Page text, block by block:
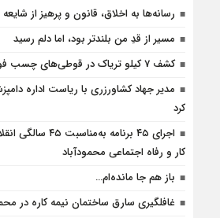
رسانه‌ها به اخلاق، قانون و پرهیز از شایعه
مسیر از قدِ من بلندتر بود، اما دلم رسید
کشف 7 کیلو تریاک در قوطی‌‌های چسب فوری در سوادکوه
مدیر جهاد کشاورزری با ریاست اداره
کرد
اجرای ۴۵ برنامه
کار و رفاه اجتماعی محمودآباد
باز هم جا مانده‌ام…
غافلگيري سارق ساختمان نيمه کاره در